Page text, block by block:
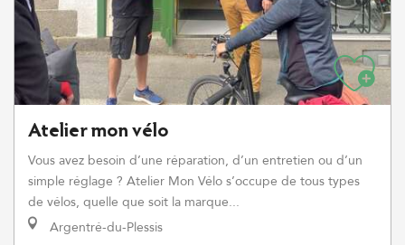
Atelier mon vélo
Vous avez besoin d’une réparation, d’un entretien ou d’un
simple réglage ? Atelier Mon Vélo s’occupe de tous types
de vélos, quelle que soit la marque...
Argentré-du-Plessis